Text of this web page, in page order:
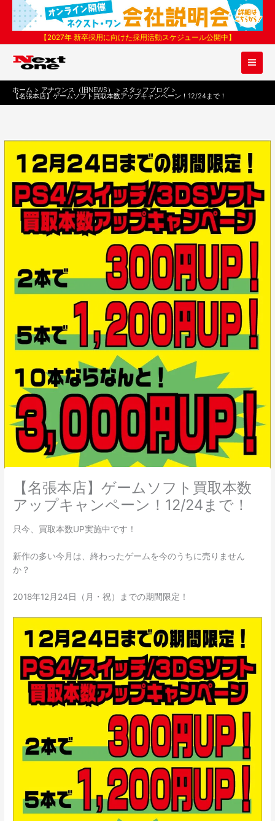
ス
【2027年 新卒採用に向けた採用活動スケジュール公開中】
ホーム アナウンス（旧NEWS） スタッフブログ
【名張本店】ゲームソフト買取本数アップキャンペーン！12/24まで！
【名張本店】ゲームソフト買取本数
アップキャンペーン！12/24まで！
只今、買取本数UP実施中です！
新作の多い今月は、終わったゲームを今のうちに売りません
か？
2018年12月24日（月・祝）までの期間限定！